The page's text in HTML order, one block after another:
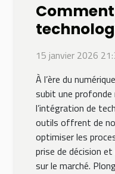
15 janvier 2026
À l’ère du
subit une
l’intégration de
outils offrent de
optimiser les
prise de décision
sur le marché.